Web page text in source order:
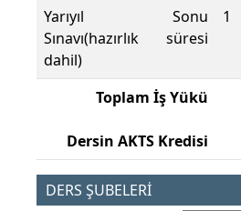
Yarıyıl Sonu
Sınavı(hazırlık süresi
dahil)
1
Toplam İş Yükü
Dersin AKTS Kredisi
DERS ŞUBELERİ